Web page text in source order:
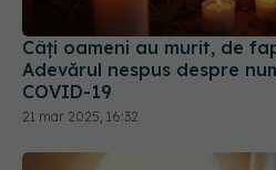
21 mar 2025, 16:32